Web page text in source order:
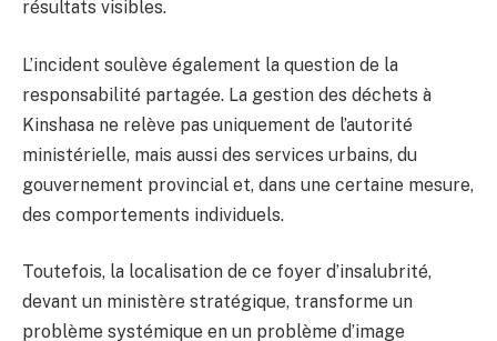
résultats visibles.
L’incident soulève également la question de la
responsabilité partagée. La gestion des déchets à
Kinshasa ne relève pas uniquement de l’autorité
ministérielle, mais aussi des services urbains, du
gouvernement provincial et, dans une certaine mesure,
des comportements individuels.
Toutefois, la localisation de ce foyer d’insalubrité,
devant un ministère stratégique, transforme un
problème systémique en un problème d’image